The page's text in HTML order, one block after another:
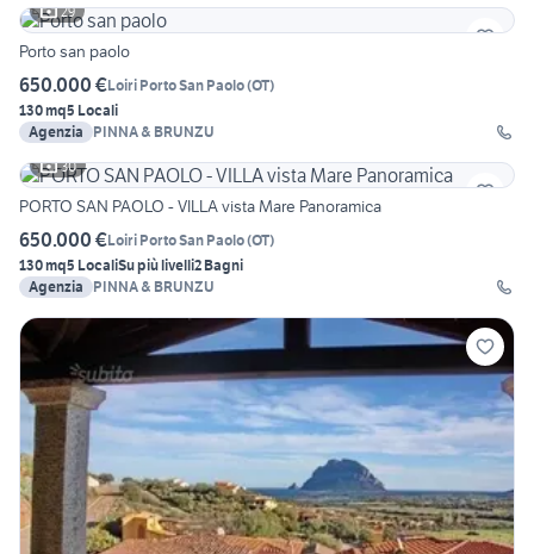
29
Porto san paolo
650.000 €Loiri Porto San Paolo(OT)
130 mq5 Locali
Agenzia
PINNA & BRUNZU
30
PORTO SAN PAOLO - VILLA vista Mare Panoramica
650.000 €Loiri Porto San Paolo(OT)
130 mq5 LocaliSu più livelli2 Bagni
Agenzia
PINNA & BRUNZU